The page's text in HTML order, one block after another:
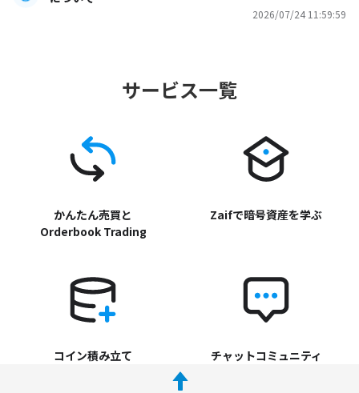
2026/07/24 11:59:59
サービス一覧
かんたん売買と
Orderbook Trading
Zaifで暗号資産を学ぶ
コイン積み立て チャットコミュニティ